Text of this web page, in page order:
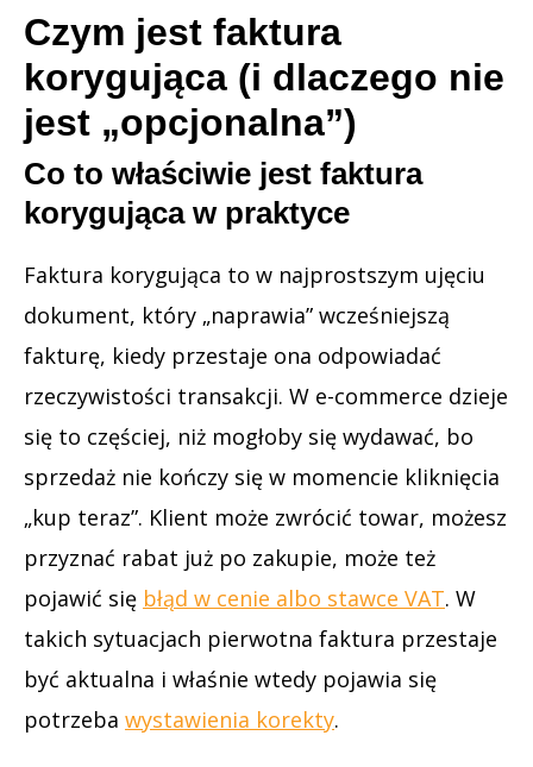
Czym jest faktura
korygująca (i dlaczego nie
jest „opcjonalna”)
Co to właściwie jest faktura
korygująca w praktyce
Faktura korygująca to w najprostszym ujęciu
dokument, który „naprawia” wcześniejszą
fakturę, kiedy przestaje ona odpowiadać
rzeczywistości transakcji. W e-commerce dzieje
się to częściej, niż mogłoby się wydawać, bo
sprzedaż nie kończy się w momencie kliknięcia
„kup teraz”. Klient może zwrócić towar, możesz
przyznać rabat już po zakupie, może też
pojawić się błąd w cenie albo stawce VAT. W
takich sytuacjach pierwotna faktura przestaje
być aktualna i właśnie wtedy pojawia się
potrzeba wystawienia korekty.